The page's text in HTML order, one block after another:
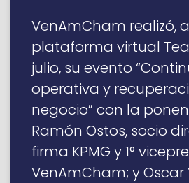
VenAmCham realizó,
plataforma virtual
julio, su evento
operativa y
negocio” con la
Ramón Ostos, socio
firma KPMG y 1°
VenAmCham; y Oscar